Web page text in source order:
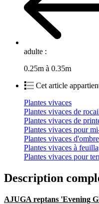
adulte :
0.25m à 0.35m
Cet article
Plantes vivaces
Plantes vivaces de
Plantes vivaces de
Plantes vivaces pour
Plantes vivaces d'ombre
Plantes vivaces à
Plantes vivaces pour
Description
AJUGA reptans 'Evening